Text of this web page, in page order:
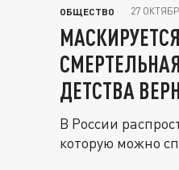
ОБЩЕСТВО 27
ДЕТСТВА
В России
которую можно